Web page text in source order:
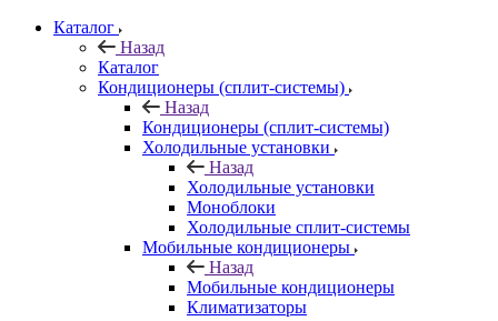
Каталог
Назад
Каталог
Кондиционеры (сплит-системы)
Назад
Кондиционеры (сплит-системы)
Холодильные установки
Назад
Холодильные установки
Моноблоки
Холодильные сплит-системы
Мобильные кондиционеры
Назад
Мобильные кондиционеры
Климатизаторы